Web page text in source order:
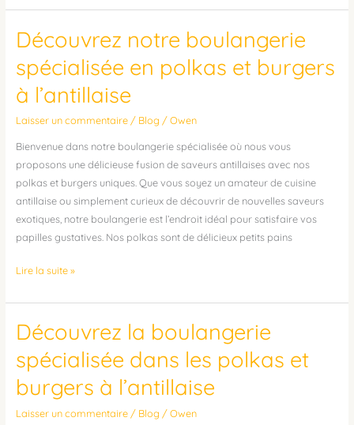
Découvrez notre boulangerie
spécialisée en polkas et burgers
à l’antillaise
Laisser un commentaire / Blog /Owen
Bienvenue dans notre boulangerie spécialisée où nous vous
proposons une délicieuse fusion de saveurs antillaises avec nos
polkas et burgers uniques. Que vous soyez un amateur de cuisine
antillaise ou simplement curieux de découvrir de nouvelles saveurs
exotiques, notre boulangerie est l’endroit idéal pour satisfaire vos
papilles gustatives. Nos polkas sont de délicieux petits pains
Découvrez
notre
boulangerie
spécialisée
en
polkas
et
burgers
à
l’antillaise
Lire la suite »
Découvrez la boulangerie
spécialisée dans les polkas et
burgers à l’antillaise
Laisser un commentaire / Blog /Owen
Découvrez
boulangerie
spécialisée
dans
les